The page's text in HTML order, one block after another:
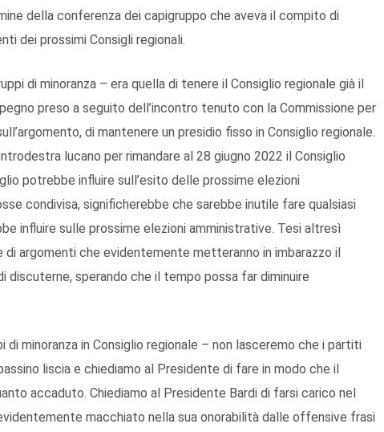
della conferenza dei capigruppo che aveva il compito di
dei prossimi Consigli regionali.
di minoranza – era quella di tenere il Consiglio regionale già il
preso a seguito dell’incontro tenuto con la Commissione per
di mantenere un presidio fisso in Consiglio regionale.
lucano per rimandare al 28 giugno 2022 il Consiglio
potrebbe influire sull’esito delle prossime elezioni
condivisa, significherebbe che sarebbe inutile fare qualsiasi
influire sulle prossime elezioni amministrative. Tesi altresì
argomenti che evidentemente metteranno in imbarazzo il
discuterne, sperando che il tempo possa far diminuire
minoranza in Consiglio regionale – non lasceremo che i partiti
liscia e chiediamo al Presidente di fare in modo che il
accaduto. Chiediamo al Presidente Bardi di farsi carico nel
macchiato nella sua onorabilità dalle offensive frasi